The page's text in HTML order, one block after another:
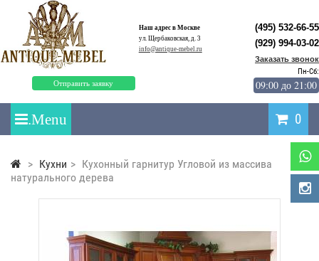
Наш адрес в Москве
ул. Щербаковская, д. 3
info@antique-mebel.ru
Отправить заявку
(495) 532-66-55
(929) 994-03-02
Заказать звонок
Пн-Сб:
09:00 до 21:00
0
> Кухни > Кухонный гарнитур Угловой из массива
натурального дерева